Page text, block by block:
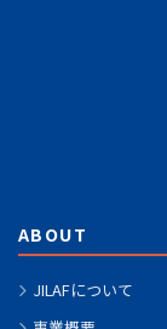
ABOUT
JILAFについて